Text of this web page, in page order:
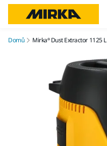
Domů Mirka® Dust Extractor 1125 L